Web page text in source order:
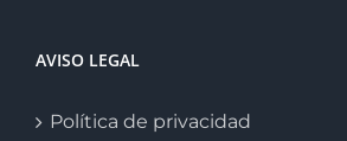
AVISO LEGAL
Política de privacidad